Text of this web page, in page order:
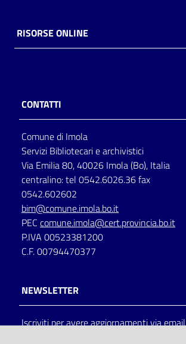
storico
per
lettura
Seguici
su
RISORSE ONLINE
CONTATTI
Comune di Imola
Servizi Bibliotecari e archivistici
Via Emilia 80, 40026 Imola (Bo), Italia
centralino: tel 0542.6026.36 fax
0542.602602
bim@comune.imola.bo.it
PEC comune.imola@cert.provincia.bo.it
P.IVA 00523381200
C.F. 00794470377
NEWSLETTER
Iscriviti per avere aggiornamenti via email